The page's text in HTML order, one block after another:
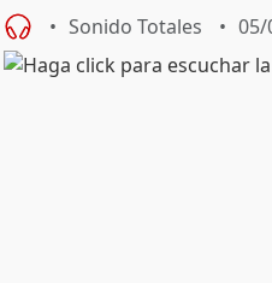
Sonido Totales 05/